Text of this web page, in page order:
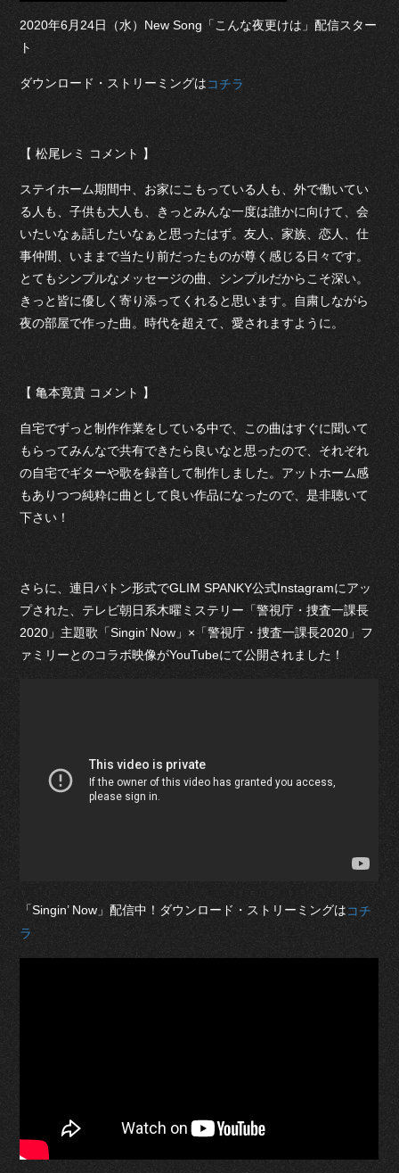
2020年6月24日（水）New Song「こんな夜更けは」配信スター
ト
ダウンロード・ストリーミングはコチラ
【 松尾レミ コメント 】
ステイホーム期間中、お家にこもっている人も、外で働いてい
る人も、子供も大人も、きっとみんな一度は誰かに向けて、会
いたいなぁ話したいなぁと思ったはず。友人、家族、恋人、仕
事仲間、いままで当たり前だったものが尊く感じる日々です。
とてもシンプルなメッセージの曲、シンプルだからこそ深い。
きっと皆に優しく寄り添ってくれると思います。自粛しながら
夜の部屋で作った曲。時代を超えて、愛されますように。
【 亀本寛貴 コメント 】
自宅でずっと制作作業をしている中で、この曲はすぐに聞いて
もらってみんなで共有できたら良いなと思ったので、それぞれ
の自宅でギターや歌を録音して制作しました。アットホーム感
もありつつ純粋に曲として良い作品になったので、是非聴いて
下さい！
さらに、連日バトン形式でGLIM SPANKY公式Instagramにアッ
プされた、テレビ朝日系木曜ミステリー「警視庁・捜査一課長
2020」主題歌「Singin’ Now」×「警視庁・捜査一課長2020」フ
ァミリーとのコラボ映像がYouTubeにて公開されました！
「Singin’ Now」配信中！ダウンロード・ストリーミングはコチ
ラ